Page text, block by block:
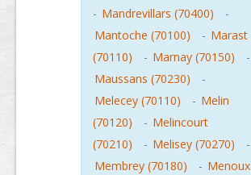
- Mandrevillars (70400)
-
Mantoche (70100)
- Marast
(70110)
- Marnay (70150)
-
Maussans (70230)
-
Melecey (70110)
- Melin
(70120)
- Melincourt
(70210)
- Melisey (70270)
-
Membrey (70180)
- Menoux